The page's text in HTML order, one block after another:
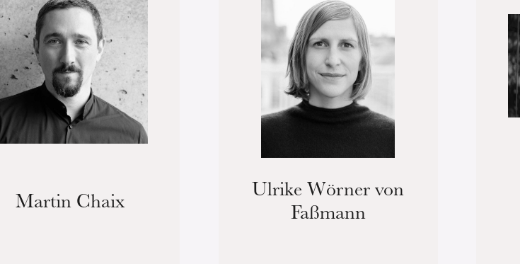
Martin Chaix
Ulrike Wörner von
Faßmann